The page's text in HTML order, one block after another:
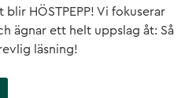
HÖSTPEPP! Vi fokuserar
ägnar ett helt uppslag åt: Så
läsning!